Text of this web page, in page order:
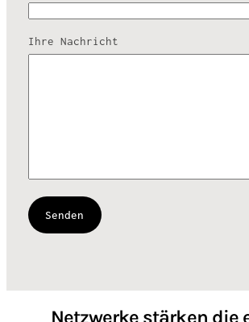
Ihre Nachricht
Netzwerke stärken die